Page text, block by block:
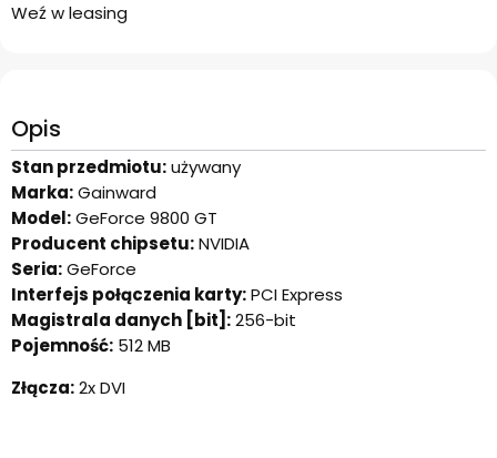
Weź w leasing
Opis
Stan przedmiotu:używany
Marka:Gainward
Model:GeForce 9800 GT
Producent chipsetu:NVIDIA
Seria:GeForce
Interfejs połączenia karty:PCI Express
Magistrala danych [bit]:256-bit
Pojemność: 512 MB
Złącza:2x DVI